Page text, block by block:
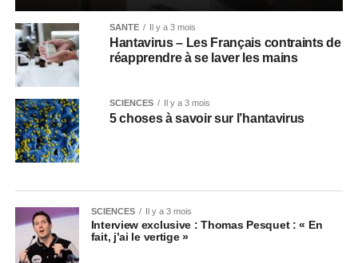
SANTÉ Il y a 3 mois
Hantavirus – Les Français contraints de
réapprendre à se laver les mains
SCIENCES Il y a 3 mois
5 choses à savoir sur l’hantavirus
SCIENCES Il y a 3 mois
Interview exclusive : Thomas Pesquet : « En
fait, j’ai le vertige »